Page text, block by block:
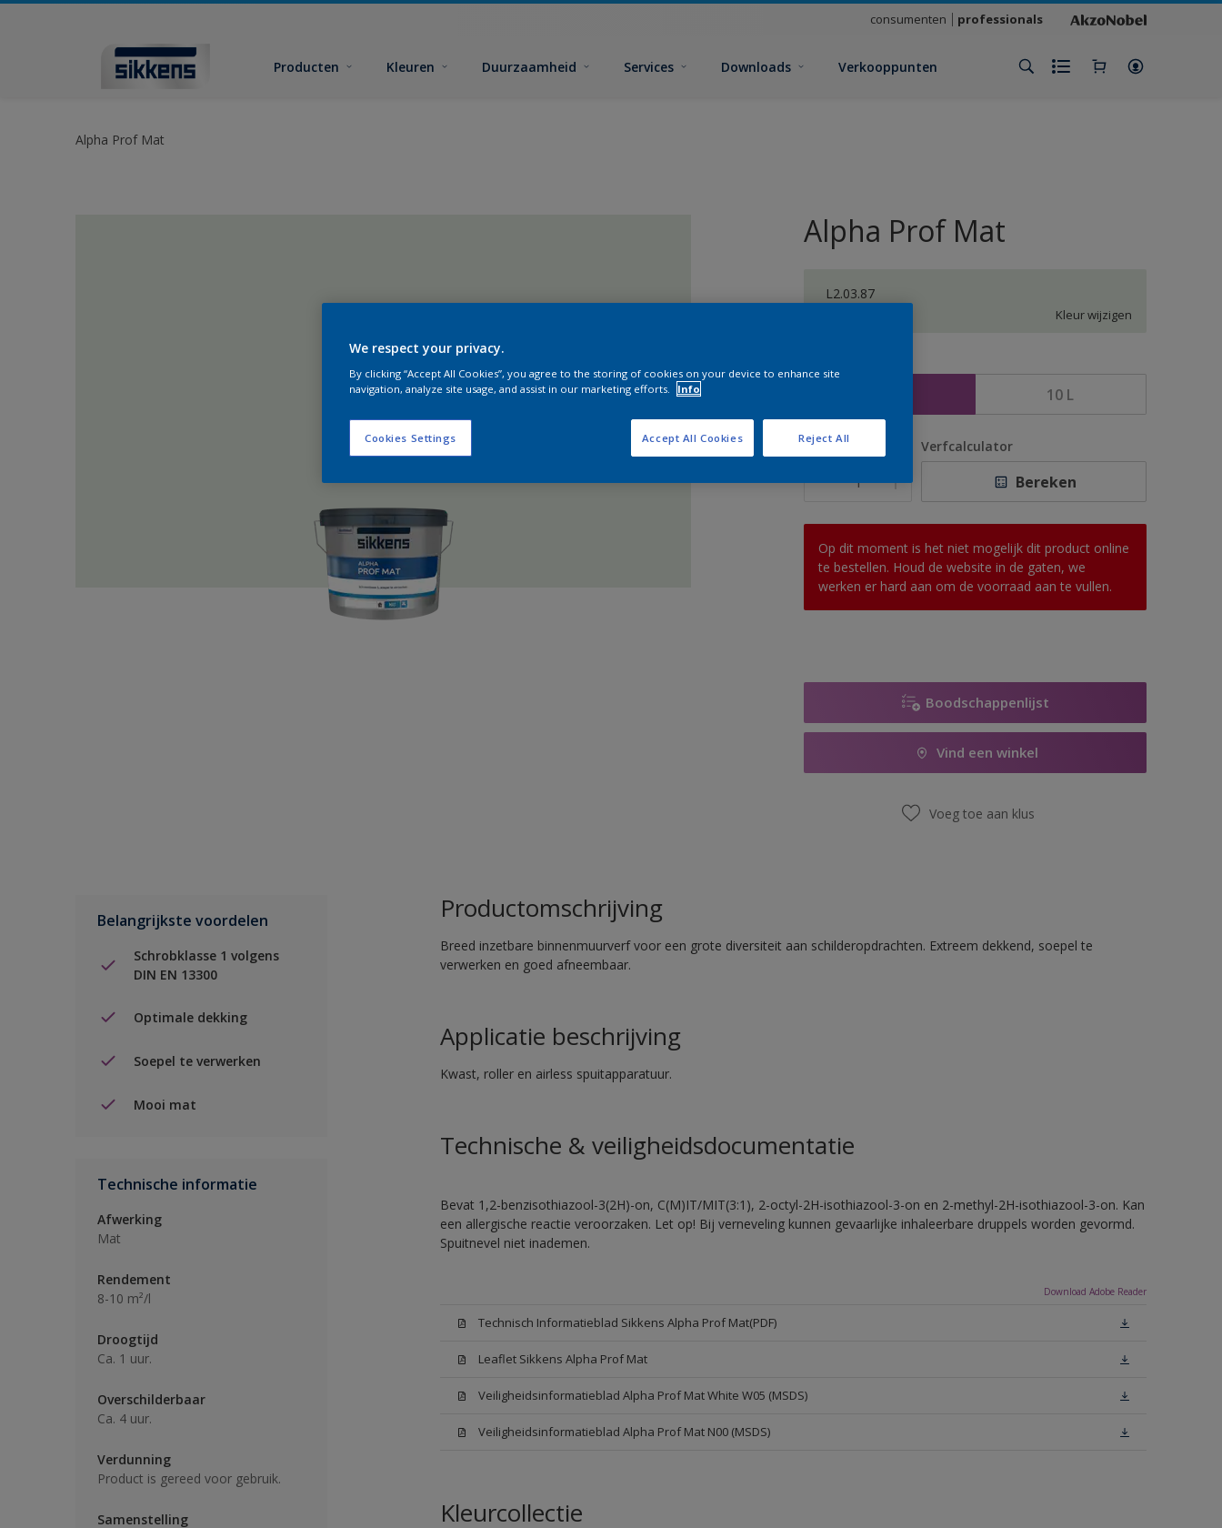
consumenten professionals
Producten Kleuren Duurzaamheid Services Downloads Verkooppunten
Alpha Prof Mat
Alpha Prof Mat
L2.03.87
Kleur wijzigen
10 L
Aantal Verfcalculator
Bereken
Op dit moment is het niet mogelijk dit product online
te bestellen. Houd de website in de gaten, we
werken er hard aan om de voorraad aan te vullen.
Boodschappenlijst
Vind een winkel
Voeg toe aan klus
Belangrijkste voordelen
Schrobklasse 1 volgens
DIN EN 13300
Optimale dekking
Soepel te verwerken
Mooi mat
Technische informatie
Afwerking
Mat
Rendement
8-10 m²/l
Droogtijd
Ca. 1 uur.
Overschilderbaar
Ca. 4 uur.
Verdunning
Product is gereed voor gebruik.
Samenstelling
Productomschrijving
Breed inzetbare binnenmuurverf voor een grote diversiteit aan schilderopdrachten. Extreem dekkend, soepel te
verwerken en goed afneembaar.
Applicatie beschrijving
Kwast, roller en airless spuitapparatuur.
Technische & veiligheidsdocumentatie
Bevat 1,2-benzisothiazool-3(2H)-on, C(M)IT/MIT(3:1), 2-octyl-2H-isothiazool-3-on en 2-methyl-2H-isothiazool-3-on. Kan
een allergische reactie veroorzaken. Let op! Bij verneveling kunnen gevaarlijke inhaleerbare druppels worden gevormd.
Spuitnevel niet inademen.
Download Adobe Reader
Technisch Informatieblad Sikkens Alpha Prof Mat(PDF)
Leaflet Sikkens Alpha Prof Mat
Veiligheidsinformatieblad Alpha Prof Mat White W05 (MSDS)
Veiligheidsinformatieblad Alpha Prof Mat N00 (MSDS)
Kleurcollectie
We respect your privacy.
By clicking “Accept All Cookies”, you agree to the storing of cookies on your device to enhance site
navigation, analyze site usage, and assist in our marketing efforts.
Info
Cookies Settings Reject All
Accept All Cookies